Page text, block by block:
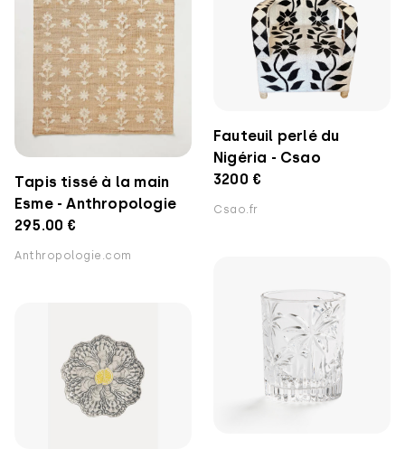
Tapis tissé à la main
Esme - Anthropologie
295.00 €
Anthropologie.com
Fauteuil perlé du
Nigéria - Csao
3200 €
Csao.fr